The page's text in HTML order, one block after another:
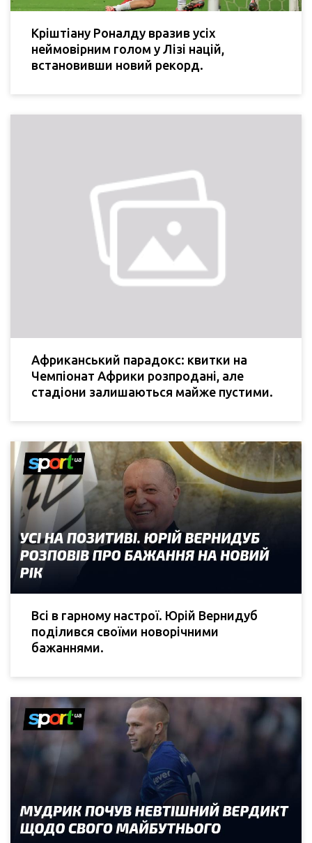
Кріштіану Роналду вразив усіх
неймовірним голом у Лізі націй,
встановивши новий рекорд.
Африканський парадокс: квитки на
Чемпіонат Африки розпродані, але
стадіони залишаються майже пустими.
Всі в гарному настрої. Юрій Вернидуб
поділився своїми новорічними
бажаннями.